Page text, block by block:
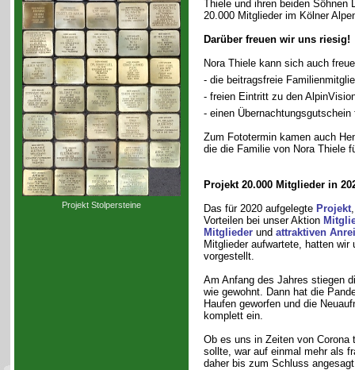
Projekt Stolpersteine
Thiele und ihren beiden Söhnen
20.000 Mitglieder im Kölner
Darüber freuen wir uns riesig!
Nora Thiele kann sich auch
- die beitragsfreie
- freien Eintritt zu den
- einen
Zum Fototermin kamen auch
die die Familie von Nora Thiele
Projekt 20.000 Mitglieder in
Das für 2020 aufgelegte Projekt
Vorteilen bei unser Aktion
Mitgliederund attraktiven
Mitglieder aufwartete, hatten wir
vorgestellt.
Am Anfang des Jahres stiegen
wie gewohnt. Dann hat die
Haufen geworfen und die
komplett ein.
Ob es uns in Zeiten von Corona
sollte, war auf einmal mehr als
daher bis zum Schluss